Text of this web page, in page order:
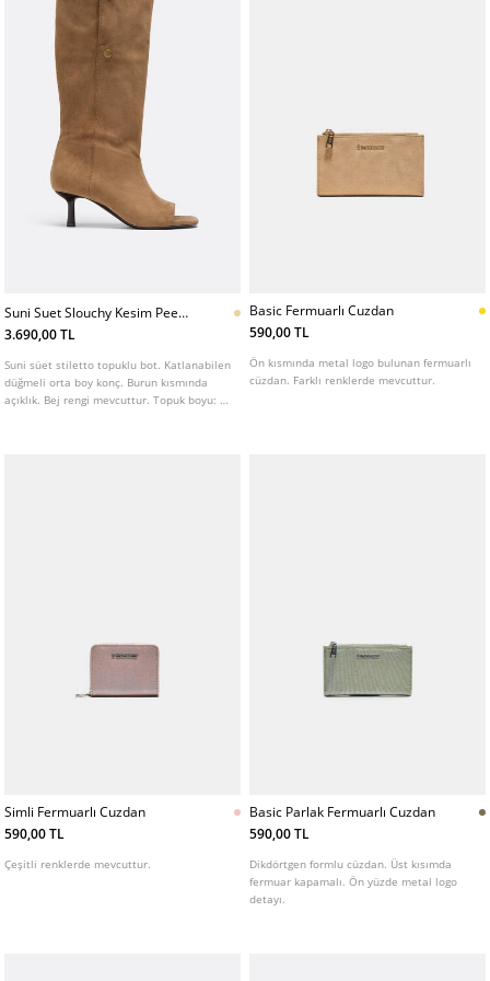
Suni Suet Slouchy Kesim Peep
Toe Topuklu Bot
3.690,00 TL
Suni süet stiletto topuklu bot. Katlanabilen
düğmeli orta boy konç. Burun kısmında
açıklık. Bej rengi mevcuttur. Topuk boyu: 5
Basic Fermuarlı Cuzdan
590,00 TL
Ön kısmında metal logo bulunan fermuarlı
cüzdan. Farklı renklerde mevcuttur.
Simli Fermuarlı Cuzdan
590,00 TL
Çeşitli renklerde mevcuttur.
Basic Parlak Fermuarlı Cuzdan
590,00 TL
Dikdörtgen formlu cüzdan. Üst kısımda
fermuar kapamalı. Ön yüzde metal logo
detayı.